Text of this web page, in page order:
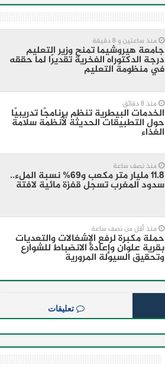
منذ ساعتين و 8 دقيقة
جامعة هيروشيما تمنح وزير التعليم
درجة الدكتوراه الفخرية تقديرًا لما حققه
في منظومة التعليم
منذ 8 دقائق
الخدمات البيطرية تنظم برنامجًا تدريبيًا
حول التطبيقات الحديثة لأنظمة سلامة
الغذاء
منذ نصف ساعة
11.8 مليار متر مكعب و69% نسبة الملء..
سدود المغرب تسجل قفزة مائية لافتة
منذ أقل من نصف ساعة
حملة مكبرة لرفع الإشغالات والتعديات
بقرية علوان وإعادة الانضباط للشوارع
وتحقيق السيولة المرورية
تعليقات